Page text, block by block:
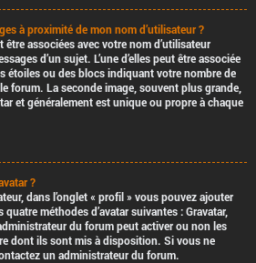
à proximité de mon nom d’utilisateur ?
associées avec votre nom d’utilisateur
d’un sujet. L’une d’elles peut être associée
étoiles ou des blocs indiquant votre nombre de
forum. La seconde image, souvent plus grande,
et généralement est unique ou propre à chaque
?
dans l’onglet « profil » vous pouvez ajouter
méthodes d’avatar suivantes : Gravatar,
du forum peut activer ou non les
dont ils sont mis à disposition. Si vous ne
un administrateur du forum.